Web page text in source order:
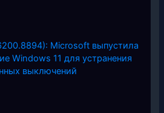
Microsoft выпустила
Windows 11 для устранения
выключений